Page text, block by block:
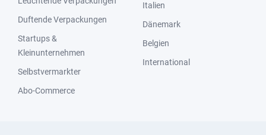
Duftende Verpackungen
Startups &
Kleinunternehmen
Selbstvermarkter
Abo-Commerce
Italien
Dänemark
Belgien
International